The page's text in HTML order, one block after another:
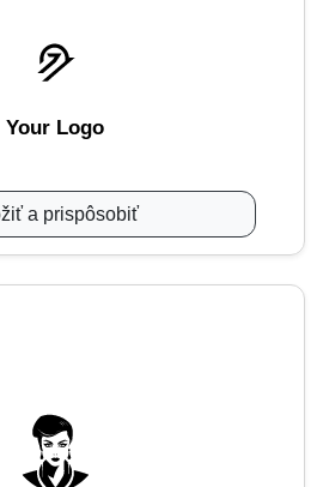
Your Logo
a prispôsobiť